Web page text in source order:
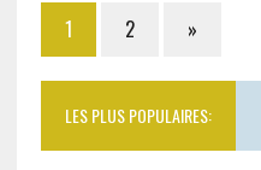
1 2 »
LES PLUS POPULAIRES: